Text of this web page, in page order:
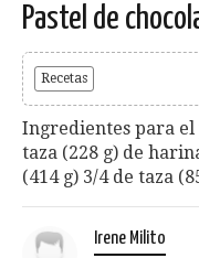
Pastel de
Recetas
Ingredientes para el
taza (228 g) de
(414 g) 3/4 de taza
Irene Milito